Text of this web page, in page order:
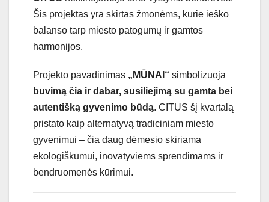
Šis projektas yra skirtas žmonėms, kurie ieško
balanso tarp miesto patogumų ir gamtos
harmonijos.
Projekto pavadinimas „MŪNAI“ simbolizuoja
buvimą čia ir dabar, susiliejimą su gamta bei
autentišką gyvenimo būdą. CITUS šį kvartalą
pristato kaip alternatyvą tradiciniam miesto
gyvenimui – čia daug dėmesio skiriama
ekologiškumui, inovatyviems sprendimams ir
bendruomenės kūrimui.